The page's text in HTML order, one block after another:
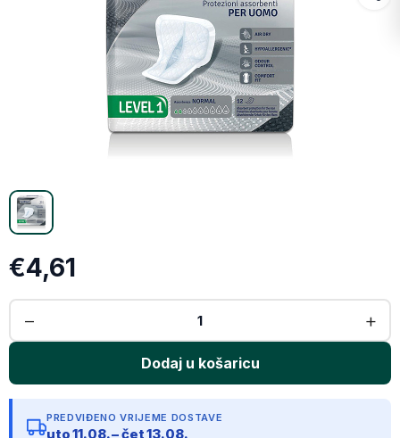
Facebook
WhatsApp
X (Twitter)
Email
€4,61
PREDVIĐENO VRIJEME DOSTAVE
uto 11.08. – čet 13.08.